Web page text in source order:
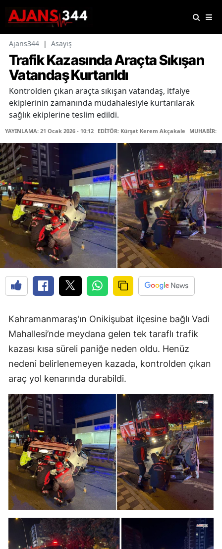
Ajans344 | Asayiş
Trafik Kazasında Araçta Sıkışan
Vatandaş Kurtarıldı
Kontrolden çıkan araçta sıkışan vatandaş, itfaiye
ekiplerinin zamanında müdahalesiyle kurtarılarak
sağlık ekiplerine teslim edildi.
YAYINLAMA: 21 Ocak 2026 - 10:12 EDİTÖR: Kürşat Kerem Akçakale MUHABİR:
Kahramanmaraş'ın Onikişubat ilçesine bağlı Vadi
Mahallesi’nde meydana gelen tek taraflı trafik
kazası kısa süreli paniğe neden oldu. Henüz
nedeni belirlenemeyen kazada, kontrolden çıkan
araç yol kenarında durabildi.